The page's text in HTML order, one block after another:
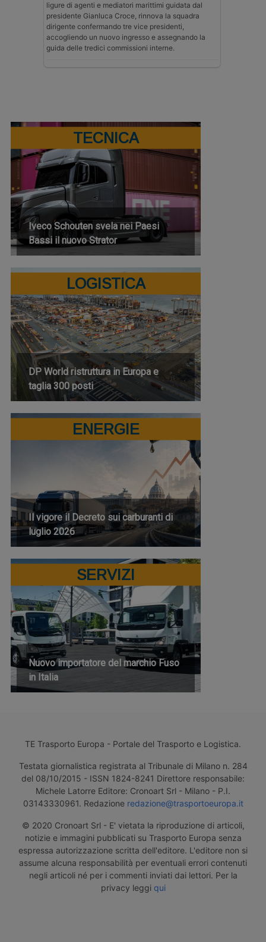
ligure di agenti e mediatori marittimi guidata dal
presidente Gianluca Croce, rinnova la squadra
dirigente confermando tre vice presidenti,
accogliendo un nuovo ingresso e assegnando la
guida delle tredici commissioni interne.
TECNICA
Iveco Schouten svela nei Paesi
Bassi il nuovo Strator
LOGISTICA
DP World ristruttura in Europa e
taglia 300 posti
ENERGIE
Il vigore il Decreto sui carburanti di
luglio 2026
SERVIZI
Nuovo importatore del marchio Fuso
in Italia
TE Trasporto Europa - Portale del Trasporto e Logistica.
Testata giornalistica registrata al Tribunale di Milano n. 284
del 08/10/2015 - ISSN 1824-8241 Direttore responsabile:
Michele Latorre Editore: Cronoart Srl - Milano - P.I.
03143330961. Redazione redazione@trasportoeuropa.it
© 2020 Cronoart Srl - E' vietata la riproduzione di articoli,
notizie e immagini pubblicati su Trasporto Europa senza
espressa autorizzazione scritta dell'editore. L'editore non si
assume alcuna responsabilità per eventuali errori contenuti
negli articoli né per i commenti inviati dai lettori. Per la
privacy leggi qui